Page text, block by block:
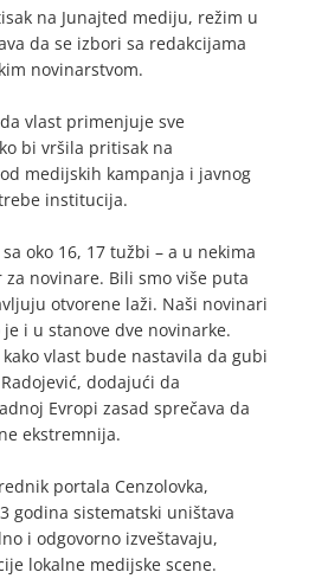
na Junajted mediju, režim u
da se izbori sa redakcijama
novinarstvom.
vlast primenjuje sve
bi vršila pritisak na
medijskih kampanja i javnog
institucija.
oko 16, 17 tužbi – a u nekima
novinare. Bili smo više puta
otvorene laži. Naši novinari
i u stanove dve novinarke.
vlast bude nastavila da gubi
dodajući da
Evropi zasad sprečava da
ekstremnija.
portala Cenzolovka,
godina sistematski uništava
i odgovorno izveštavaju,
lokalne medijske scene.